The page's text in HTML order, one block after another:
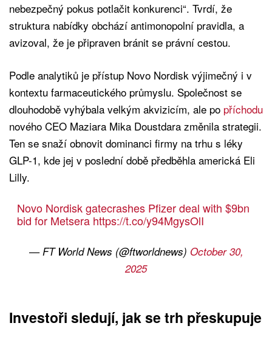
nebezpečný pokus potlačit konkurenci“. Tvrdí, že
struktura nabídky obchází antimonopolní pravidla, a
avizoval, že je připraven bránit se právní cestou.
Podle analytiků je přístup Novo Nordisk výjimečný i v
kontextu farmaceutického průmyslu. Společnost se
dlouhodobě vyhýbala velkým akvizicím, ale po příchodu
nového CEO Maziara Mika Doustdara změnila strategii.
Ten se snaží obnovit dominanci firmy na trhu s léky
GLP-1, kde jej v poslední době předběhla americká Eli
Lilly.
Novo Nordisk gatecrashes Pfizer deal with $9bn
bid for Metsera https://t.co/y94MgysOlI
— FT World News (@ftworldnews) October 30,
2025
Investoři sledují, jak se trh přeskupuje